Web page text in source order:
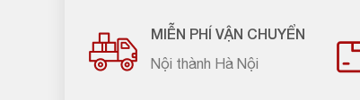
MIỄN PHÍ VẬN CHUYỂN
Nội thành Hà Nội